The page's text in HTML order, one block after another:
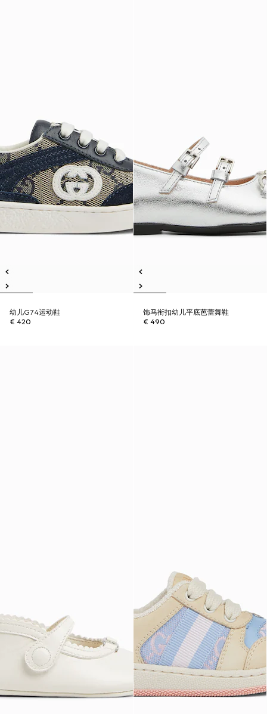
幼儿G74运动鞋
€ 420
饰马衔扣幼儿平底芭蕾舞鞋
€ 490